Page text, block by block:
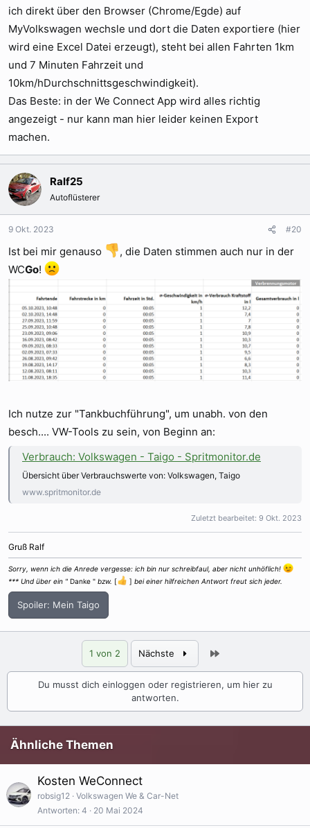
ich direkt über den Browser (Chrome/Egde) auf
MyVolkswagen wechsle und dort die Daten exportiere (hier
wird eine Excel Datei erzeugt), steht bei allen Fahrten 1km
und 7 Minuten Fahrzeit und
10km/hDurchschnittsgeschwindigkeit).
Das Beste: in der We Connect App wird alles richtig
angezeigt - nur kann man hier leider keinen Export
machen.
Ralf25
Autoflüsterer
9 Okt. 2023 #20
Ist bei mir genauso
, die Daten stimmen auch nur in der
WCGo!
Ich nutze zur "Tankbuchführung", um unabh. von den
besch.... VW-Tools zu sein, von Beginn an:
Verbrauch: Volkswagen - Taigo - Spritmonitor.de
Übersicht über Verbrauchswerte von: Volkswagen, Taigo
www.spritmonitor.de
Zuletzt bearbeitet: 9 Okt. 2023
Gruß Ralf
Sorry, wenn ich die Anrede vergesse: ich bin nur schreibfaul, aber nicht unhöflich!
*** Und über ein " Danke " bzw. [ ] bei einer hilfreichen Antwort freut sich jeder.
Spoiler: Mein Taigo
1 von 2 Nächste
Du musst dich einloggen oder registrieren, um hier zu
antworten.
Ähnliche Themen
Kosten WeConnect
robsig12 Volkswagen We & Car-Net
Antworten 4 20 Mai 2024